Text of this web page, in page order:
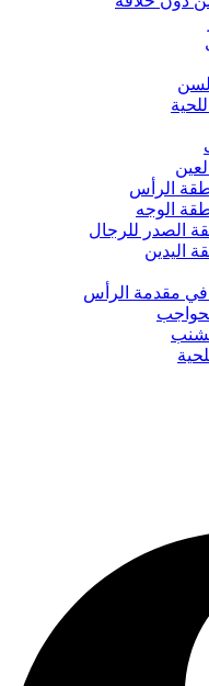
الرأس
الوجه
الصدر للرجال
اليدين
في مقدمة الرأس